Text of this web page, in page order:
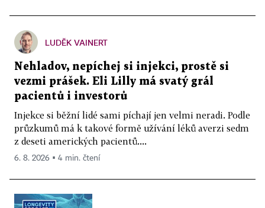
LUDĚK VAINERT
Nehladov, nepíchej si injekci, prostě si
vezmi prášek. Eli Lilly má svatý grál
pacientů i investorů
Injekce si běžní lidé sami píchají jen velmi neradi. Podle
průzkumů má k takové formě užívání léků averzi sedm
z deseti amerických pacientů....
6. 8. 2026 ▪ 4 min. čtení